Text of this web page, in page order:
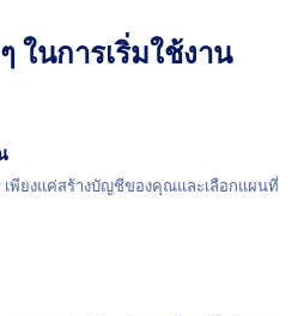
ในการเริ่มใช้งาน
เพียงแค่สร้างบัญชีของคุณและเลือกแผนที่